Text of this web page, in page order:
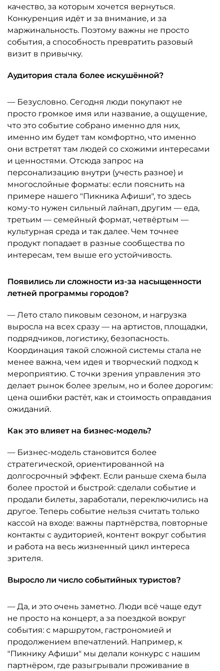
качество, за которым хочется вернуться.
Конкуренция идёт и за внимание, и за
маржинальность. Поэтому важны не просто
события, а способность превратить разовый
визит в привычку.
Аудитория стала более искушённой?
— Безусловно. Сегодня люди покупают не
просто громкое имя или название, а ощущение,
что это событие собрано именно для них,
именно им будет там комфортно, что именно
они встретят там людей со схожими интересами
и ценностями. Отсюда запрос на
персонализацию внутри (учесть разное) и
многослойные форматы: если пояснить на
примере нашего "Пикника Афиши", то здесь
кому-то нужен сильный лайнап, другим — еда,
третьим — семейный формат, четвёртым —
культурная среда и так далее. Чем точнее
продукт попадает в разные сообщества по
интересам, тем выше его устойчивость.
Появились ли сложности из-за насыщенности
летней программы городов?
— Лето стало пиковым сезоном, и нагрузка
выросла на всех сразу — на артистов, площадки,
подрядчиков, логистику, безопасность.
Координация такой сложной системы стала не
менее важна, чем идея и творческий подход к
мероприятию. С точки зрения управления это
делает рынок более зрелым, но и более дорогим:
цена ошибки растёт, как и стоимость оправдания
ожиданий.
Как это влияет на бизнес-модель?
— Бизнес-модель становится более
стратегической, ориентированной на
долгосрочный эффект. Если раньше схема была
более простой и быстрой: сделали событие и
продали билеты, заработали, переключились на
другое. Теперь событие нельзя считать только
кассой на входе: важны партнёрства, повторные
контакты с аудиторией, контент вокруг события
и работа на весь жизненный цикл интереса
зрителя.
Выросло ли число событийных туристов?
— Да, и это очень заметно. Люди всё чаще едут
не просто на концерт, а за поездкой вокруг
события: с маршрутом, гастрономией и
продолжением впечатлений. Например, к
"Пикнику Афиши" мы делали конкурс с нашим
партнёром, где разыгрывали проживание в